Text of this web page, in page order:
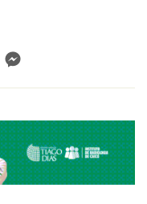
Facebook